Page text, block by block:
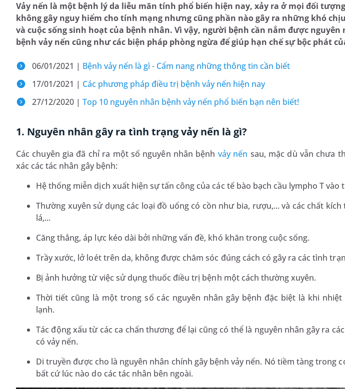
Vảy nến là một bệnh lý da liễu mãn tính phổ biến hiện nay, xảy ra ở mọi đối
không gây nguy hiểm cho tính mạng nhưng cũng phần nào gây ra những khó
và cuộc sống sinh hoạt của bệnh nhân. Vì vậy, người bệnh cần nắm được nguyên
bệnh vảy nến cũng như các biện pháp phòng ngừa để giúp hạn chế sự bộc phát
06/01/2021 | Bệnh vảy nến là gì - Cẩm nang những thông tin cần biết
17/01/2021 | Các phương pháp điều trị bệnh vảy nến hiện nay
27/12/2020 | Top 10 nguyên nhân bệnh vảy nến phổ biến bạn nên biết!
1. Nguyên nhân gây ra tình trạng vảy nến là gì?
Các chuyên gia đã chỉ ra một số nguyên nhân bệnh vảy nến sau, mặc dù vẫn chưa
xác các tác nhân gây bệnh:
Hệ thống miễn dịch xuất hiện sự tấn công của các tế bào bạch cầu lympho T vào
Thường xuyên sử dụng các loại đồ uống có cồn như bia, rượu,... và các chất
lá,...
Căng thẳng, áp lực kéo dài bởi những vấn đề, khó khăn trong cuộc sống.
Trầy xước, lở loét trên da, không được chăm sóc đúng cách có gây ra các tình
Bị ảnh hưởng từ việc sử dụng thuốc điều trị bệnh một cách thường xuyên.
Thời tiết cũng là một trong số các nguyên nhân gây bệnh đặc biệt là khi
lạnh.
Tác động xấu từ các ca chấn thương để lại cũng có thể là nguyên nhân gây ra
có vảy nến.
Di truyền được cho là nguyên nhân chính gây bệnh vảy nến. Nó tiềm tàng trong
bất cứ lúc nào do các tác nhân bên ngoài.